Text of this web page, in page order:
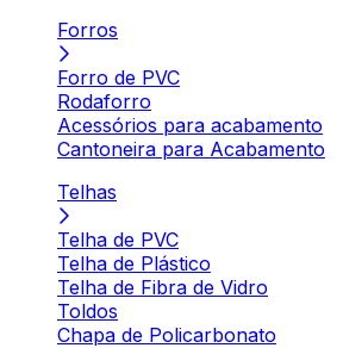
Forros
Forro de PVC
Rodaforro
Acessórios para acabamento
Cantoneira para Acabamento
Telhas
Telha de PVC
Telha de Plástico
Telha de Fibra de Vidro
Toldos
Chapa de Policarbonato